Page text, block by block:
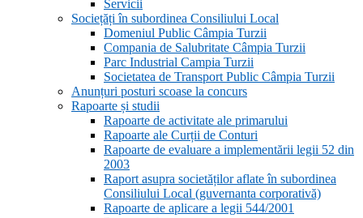
Servicii
Sociețăți în subordinea Consiliului Local
Domeniul Public Câmpia Turzii
Compania de Salubritate Câmpia Turzii
Parc Industrial Campia Turzii
Societatea de Transport Public Câmpia Turzii
Anunțuri posturi scoase la concurs
Rapoarte și studii
Rapoarte de activitate ale primarului
Rapoarte ale Curții de Conturi
Rapoarte de evaluare a implementării legii 52 din
2003
Raport asupra societăților aflate în subordinea
Consiliului Local (guvernanta corporativă)
Rapoarte de aplicare a legii 544/2001